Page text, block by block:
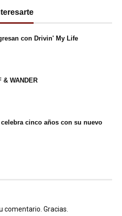
con Drivin' My Life
& WANDER
celebra cinco años con su nuevo
comentario. Gracias.